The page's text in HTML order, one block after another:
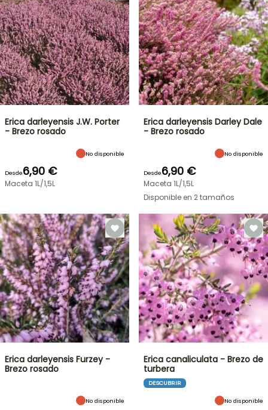
Erica darleyensis J.W. Porter
- Brezo rosado
No disponible
Desde6,90 €
Maceta 1L/1,5L
Erica darleyensis Darley Dale
- Brezo rosado
No disponible
Desde6,90 €
Maceta 1L/1,5L
Disponible en 2 tamaños
Erica darleyensis Furzey -
Brezo rosado
No disponible
Erica canaliculata - Brezo de
turbera
DESCUBRIR
No disponible